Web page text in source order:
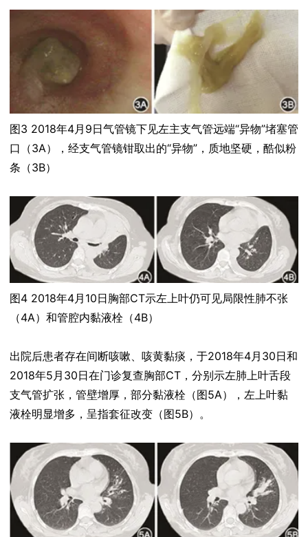
图3 2018年4月9日气管镜下见左主支气管远端“异物”堵塞管
口（3A），经支气管镜钳取出的“异物”，质地坚硬，酷似粉
条（3B）
图4 2018年4月10日胸部CT示左上叶仍可见局限性肺不张
（4A）和管腔内黏液栓（4B）
出院后患者存在间断咳嗽、咳黄黏痰，于2018年4月30日和
2018年5月30日在门诊复查胸部CT，分别示左肺上叶舌段
支气管扩张，管壁增厚，部分黏液栓（图5A），左上叶黏
液栓明显增多，呈指套征改变（图5B）。